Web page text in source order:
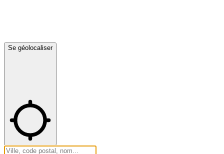
Se géolocaliser